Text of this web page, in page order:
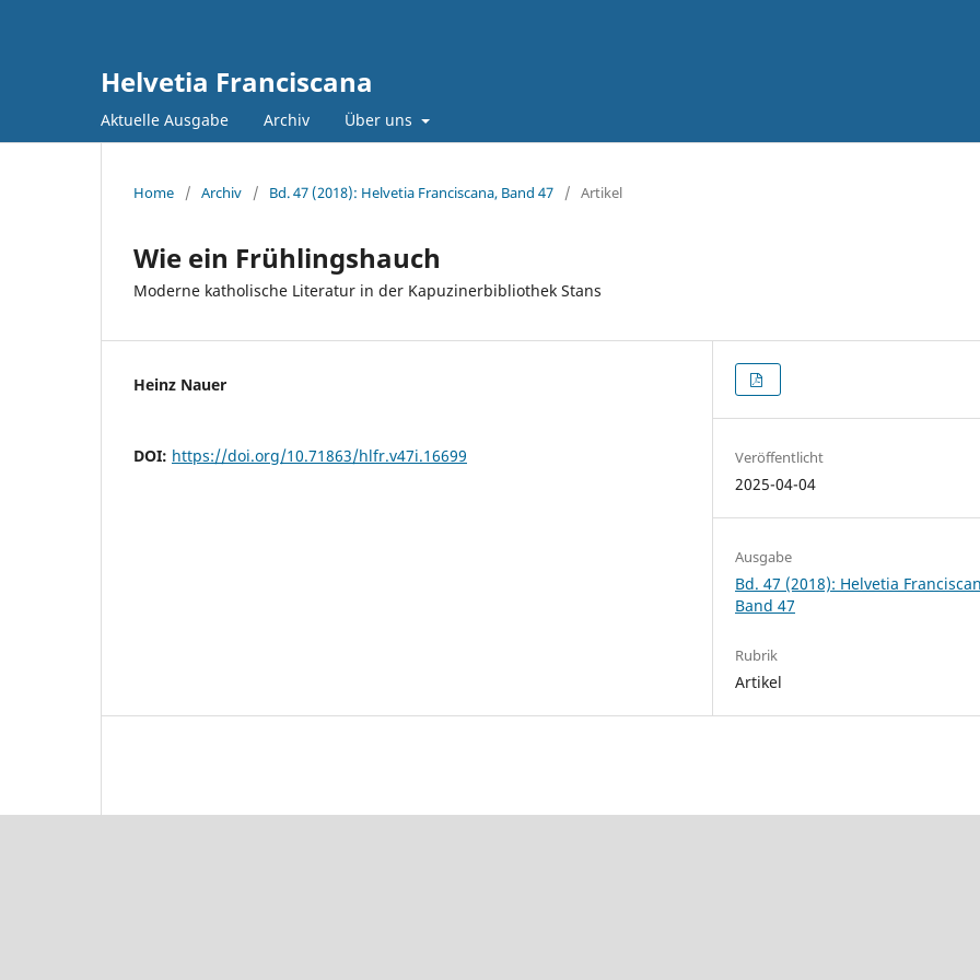
Helvetia Franciscana
Aktuelle Ausgabe Archiv Über uns
Home / Archiv / Bd. 47 (2018): Helvetia Franciscana, Band 47 / Artikel
Wie ein Frühlingshauch
Moderne katholische Literatur in der Kapuzinerbibliothek Stans
Heinz Nauer
DOI: https://doi.org/10.71863/hlfr.v47i.16699 Veröffentlicht
2025-04-04
Ausgabe
Bd. 47 (2018): Helvetia
Band 47
Rubrik
Artikel